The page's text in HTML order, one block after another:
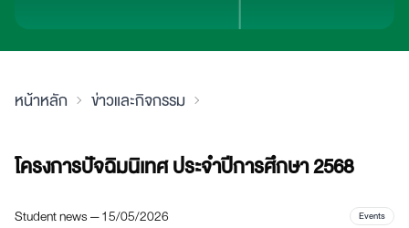
หน้าหลัก ข่าวและกิจกรรม
โครงการปัจฉิมนิเทศ ประจำปีการศึกษา 2568
Student news — 15/05/2026 Events